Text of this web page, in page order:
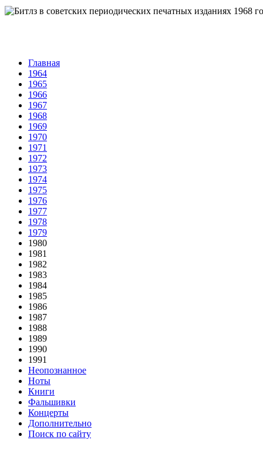
Главная
1964
1965
1966
1967
1968
1969
1970
1971
1972
1973
1974
1975
1976
1977
1978
1979
1980
1981
1982
1983
1984
1985
1986
1987
1988
1989
1990
1991
Неопознанное
Ноты
Книги
Фальшивки
Концерты
Дополнительно
Поиск по сайту